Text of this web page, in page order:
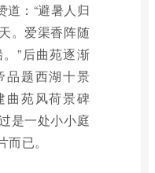
道：“避暑人归
。爱渠香阵随
”后曲苑逐渐
品题西湖十景
曲苑风荷景碑
是一处小小庭
已。